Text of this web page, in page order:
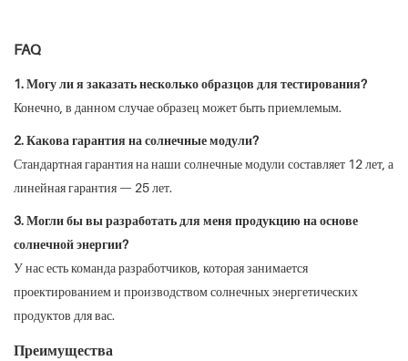
FAQ
1. Могу ли я заказать несколько образцов для тестирования?
Конечно, в данном случае образец может быть приемлемым.
2. Какова гарантия на солнечные модули?
Стандартная гарантия на наши солнечные модули составляет 12 лет, а
линейная гарантия — 25 лет.
3. Могли бы вы разработать для меня продукцию на основе
солнечной энергии?
У нас есть команда разработчиков, которая занимается
проектированием и производством солнечных энергетических
продуктов для вас.
Преимущества